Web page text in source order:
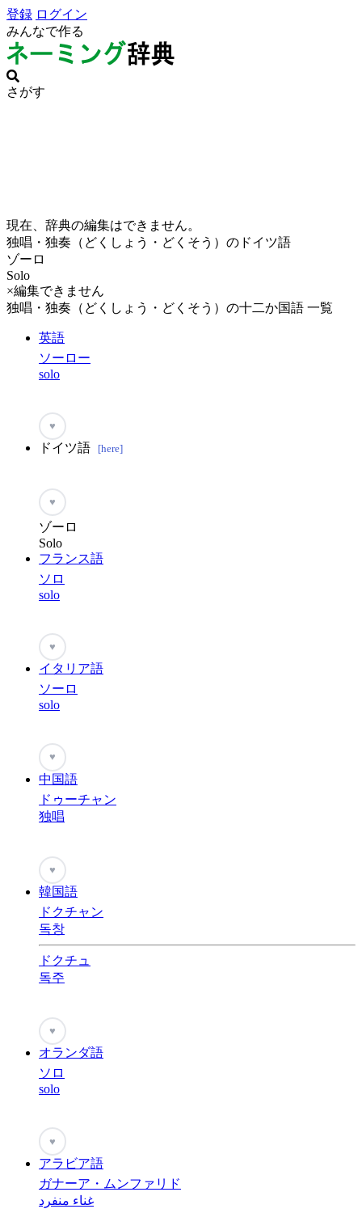
登録 ログイン
みんなで作る
さがす
現在、辞典の編集はできません。
独唱・独奏（どくしょう・どくそう）のドイツ語
ゾーロ
Solo
×編集できません
独唱・独奏（どくしょう・どくそう）の十二か国語 一覧
英語
ソーロー
solo
♥
ドイツ語 [here]
♥
ゾーロ
Solo
フランス語
ソロ
solo
♥
イタリア語
ソーロ
solo
♥
中国語
ドゥーチャン
独唱
♥
韓国語
ドクチャン
독창
ドクチュ
독주
♥
オランダ語
ソロ
solo
♥
アラビア語
ガナーア・ムンファリド
غناء منفرد